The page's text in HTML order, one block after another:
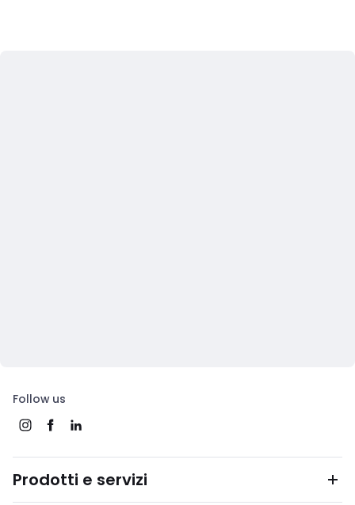
Follow us
Prodotti e servizi